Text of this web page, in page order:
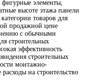
фигурные элементы,
высоте этажа панели
товаров для
продажной цене
с обычными
строительных
эффективность
строительных
монтажно-
на строительство